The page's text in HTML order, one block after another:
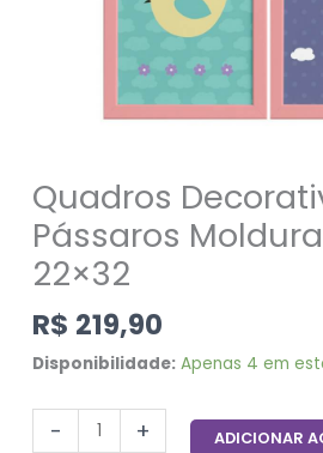
Quadros
Pássaros
22×32
R$ 219,90
Disponibilidade: Apenas 4 em
- + ADICIONAR